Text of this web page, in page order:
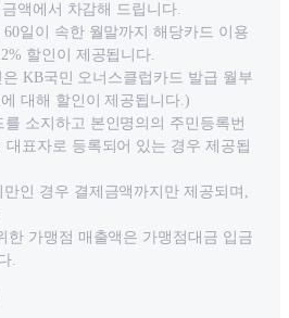
액에서 차감해 드립니다.
일이 속한 월말까지 해당카드 이용
할인이 제공됩니다.
KB국민 오너스클럽카드 발급 월부
대해 할인이 제공됩니다.)
소지하고 본인명의의 주민등록번
표자로 등록되어 있는 경우 제공됩
인 경우 결제금액까지만 제공되며,
한 가맹점 매출액은 가맹점대금 입금
.